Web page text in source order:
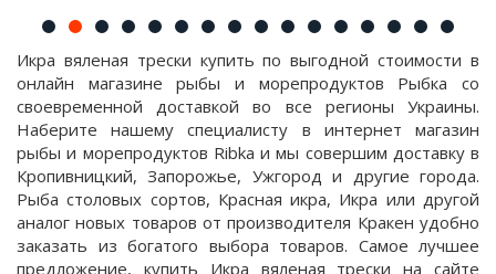
Икра вяленая трески купить по выгодной стоимости в
онлайн магазине рыбы и морепродуктов Рыбка со
своевременной доставкой во все регионы Украины.
Наберите нашему специалисту в интернет магазин
рыбы и морепродуктов Ribka и мы совершим доставку в
Кропивницкий, Запорожье, Ужгород и другие города.
Рыба столовых сортов, Красная икра, Икра или другой
аналог новых товаров от производителя Кракен удобно
заказать из богатого выбора товаров. Самое лучшее
предложение, купить Икра вяленая трески на сайте